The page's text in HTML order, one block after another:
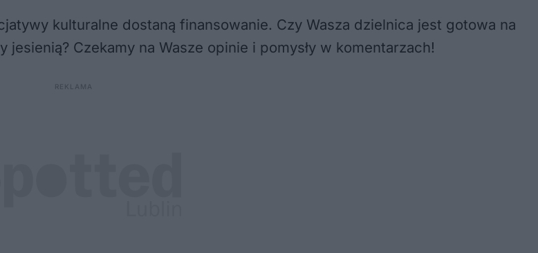
kulturalne dostaną finansowanie. Czy Wasza dzielnica jest gotowa na
Czekamy na Wasze opinie i pomysły w komentarzach!